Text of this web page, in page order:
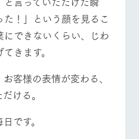
！」という顔を見るこ
できないくらい、じわ
きます。
客様の表情が変わる、
ける。
です。